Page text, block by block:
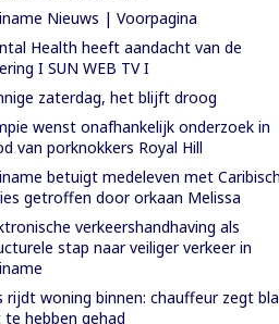
Nieuws | Voorpagina
Health heeft aandacht van de
I SUN WEB TV I
zaterdag, het blijft droog
wenst onafhankelijk onderzoek in
van porknokkers Royal Hill
betuigt medeleven met
getroffen door orkaan Melissa
verkeershandhaving als
stap naar veiliger verkeer in
rijdt woning binnen: chauffeur zegt
hebben gehad